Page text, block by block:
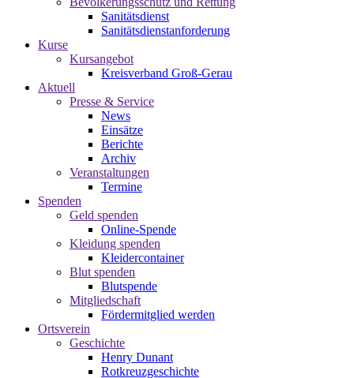
Sanitätsdienst
Sanitätsdienstanforderung
Kurse
Kursangebot
Kreisverband Groß-Gerau
Aktuell
Presse & Service
News
Einsätze
Berichte
Archiv
Veranstaltungen
Termine
Spenden
Geld spenden
Online-Spende
Kleidung spenden
Kleidercontainer
Blut spenden
Blutspende
Mitgliedschaft
Fördermitglied werden
Ortsverein
Geschichte
Henry Dunant
Rotkreuzgeschichte